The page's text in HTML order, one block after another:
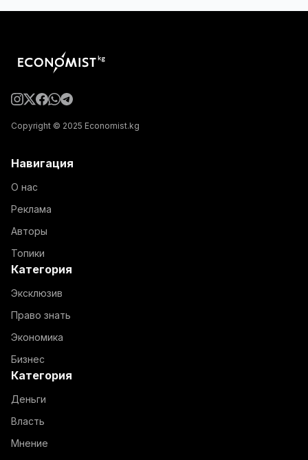
Copyright © 2025 Economist.kg
Навигация
О нас
Реклама
Авторы
Топики
Категория
Эксклюзив
Право знать
Экономика
Бизнес
Категория
Деньги
Власть
Мнение